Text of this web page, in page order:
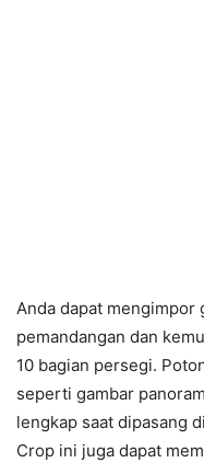
Anda dapat mengimpor
pemandangan dan
10 bagian persegi.
seperti gambar
lengkap saat dipasang
Crop ini juga dapat